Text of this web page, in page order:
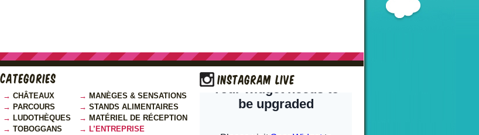
Categories
CHÂTEAUX
PARCOURS
LUDOTHÈQUES
TOBOGGANS
MANÈGES & SENSATIONS
STANDS ALIMENTAIRES
MATÉRIEL DE RÉCEPTION
L’ENTREPRISE
Instagram live